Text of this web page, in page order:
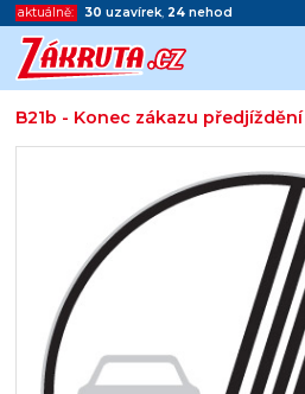
aktuálně: 30 uzavírek, 24 nehod
B21b - Konec zákazu předjíždění
Začátek reklamy